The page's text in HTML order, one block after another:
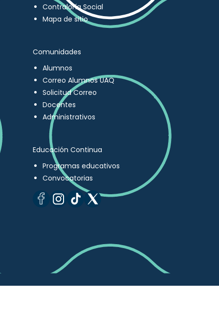
Contraloría Social
Mapa de sitio
Comunidades
Alumnos
Correo Alumnos UAQ
Solicitud Correo
Docentes
Administrativos
Educación Continua
Programas educativos
Convocatorias